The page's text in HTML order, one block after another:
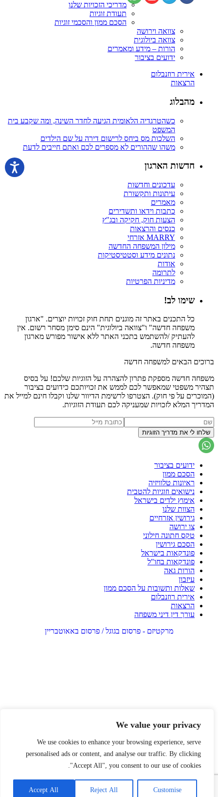
We value your privacy
We use cookies to enhance your browsing experience, serve
personalised ads or content, and analyse our traffic. By clicking
"Accept All", you consent to our use of cookies.
Customise
Reject All
Accept All
מדריכי הזכויות שלנו
תעודת זוגיות
הסכם ממון והסכמי זוגיות
צוואה וירושה
צוואה ביולוגית
הורות – מידע ומאמרים
ידועים בציבור
אירית רוזנבלום
הרצאות
מהבלוג
כשהטרגדיה הלאומית הגיעה לחדר השינה, ומה שקבע בית
המשפט
השלכות מס ביחס לרישום דירה על שם הילדים
משהו שההורים לא מספרים לכם ואתם חייבים לדעת
חדשות הארגון
עדכונים וחדשות
עיתונות ותקשורת
מאמרים
כתבות וידאו ותשדירים
הצעות חוק, חקיקה ובג"ץ
כנסים והרצאות
MARRY אזרחי
מילון המשפחה החדשה
נתונים מידע וסטטיסטיקות
אודות
לתרומה
מדיניות הפרטיות
שימו לב!
כל התכנים באתר זה מוגנים תחת חוק זכויות יוצרים. "ארגון
משפחה חדשה" ו"צוואה ביולוגית" הינם סימן מסחר רשום. אין
להעתיק /להשתמש בתכני האתר ללא אישור מפורש מארגון
משפחה חדשה.
ברוכים הבאים למשפחה חדשה
משפחה חדשה מספקת פתרון להצהרה על הזוגיות שלכם! על בסיס
תצהיר משפטי שמאפשר לכם לממש את זכויותכם כידועים בציבור
(המוכרים על פי חוק). הצטרפו לרשימת הדיוור שלנו וקבלו חינם למייל את
המדריך המלא לזכויות שמעניקה לכם תעודת הזוגיות.
ידועים בציבור
הסכם ממון
ראיונות טלוויזיה
נישואים וזוגיות להטבית
אימוץ ילדים בישראל
הצוות שלנו
גירושין אזרחיים
צו ירושה
טקס חתונה חילוני
הסכם גירושין
פונדקאות בישראל
פונדקאות בחו"ל
הורות גאה
עיזבון
שאלות ותשובות על הסכם ממון
אירית רוזנבלום
הרצאות
עורך דין דיני משפחה
מרקטיזם - פרסום בגוגל / פרסום באאוטבריין